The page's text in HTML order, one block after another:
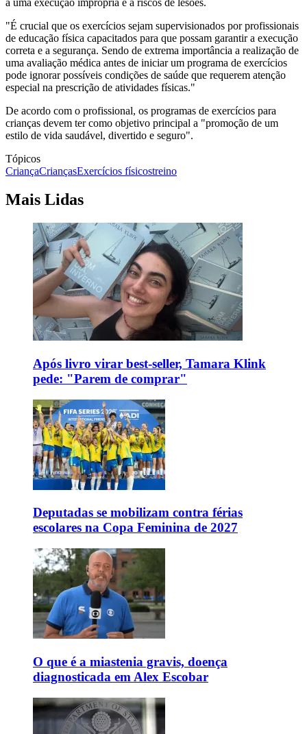
"É crucial que os exercícios sejam supervisionados por profissionais
de educação física capacitados para que possam garantir a execução
correta e a segurança. Sendo de extrema importância a realização de
uma avaliação médica antes de iniciar um programa de exercícios
pode ignorar possíveis condições de saúde que requerem atenção
especial na prescrição de atividades físicas."
De acordo com o profissional, os programas de exercícios para
crianças devem ter como objetivo principal a "promoção de um
estilo de vida saudável, divertido e seguro".
Tópicos
CriançaCriançasExercícios físicostreino
Mais Lidas
Após livro virar best-seller, Tamara Klink
pede: "Parem de comprar"
Deputadas se mobilizam contra férias
escolares na Copa Feminina de 2027
O que é a miastenia gravis, doença
diagnosticada em Alex Escobar